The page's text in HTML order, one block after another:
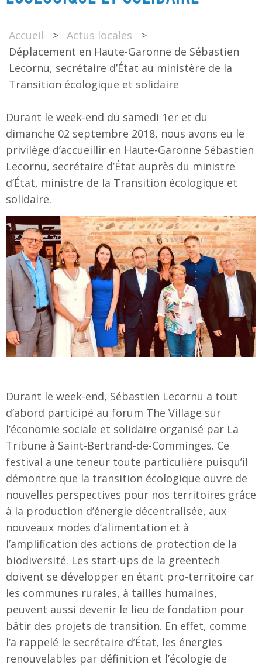
Accueil > Actus locales
>
Déplacement en Haute-Garonne de Sébastien
Lecornu, secrétaire d’État au ministère de la
Transition écologique et solidaire
Durant le week-end du samedi 1er et du
dimanche 02 septembre 2018, nous avons eu le
privilège d’accueillir en Haute-Garonne Sébastien
Lecornu, secrétaire d’État auprès du ministre
d’État, ministre de la Transition écologique et
solidaire.
Durant le week-end, Sébastien Lecornu a tout
d’abord participé au forum The Village sur
l’économie sociale et solidaire organisé par La
Tribune à Saint-Bertrand-de-Comminges. Ce
festival a une teneur toute particulière puisqu’il
démontre que la transition écologique ouvre de
nouvelles perspectives pour nos territoires grâce
à la production d’énergie décentralisée, aux
nouveaux modes d’alimentation et à
l’amplification des actions de protection de la
biodiversité. Les start-ups de la greentech
doivent se développer en étant pro-territoire car
les communes rurales, à tailles humaines,
peuvent aussi devenir le lieu de fondation pour
bâtir des projets de transition. En effet, comme
l’a rappelé le secrétaire d’État, les énergies
renouvelables par définition et l’écologie de